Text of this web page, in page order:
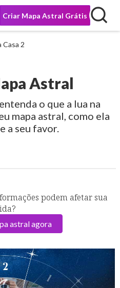
Criar Mapa Astral Grátis
Casa 2
Astral
o que a lua na
mapa astral, como ela
a seu favor.
podem afetar sua
astral agora